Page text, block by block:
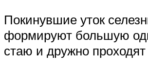
Покинувшие уток
формируют большую
стаю и дружно проходят